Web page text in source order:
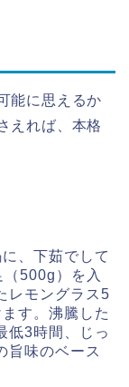
能に思えるか
えれば、本格
、下茹でして
500g）を入
レモングラス5
す。沸騰した
低3時間、じっ
旨味のベース